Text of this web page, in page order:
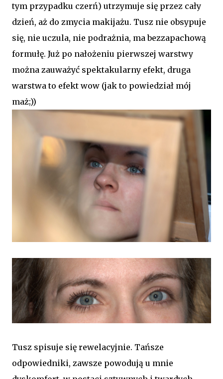
tym przypadku czerń) utrzymuje się przez cały
dzień, aż do zmycia makijażu. Tusz nie obsypuje
się, nie uczula, nie podrażnia, ma bezzapachową
formułę. Już po nałożeniu pierwszej warstwy
można zauważyć spektakularny efekt, druga
warstwa to efekt wow (jak to powiedział mój
maż;))
Tusz spisuje się rewelacyjnie. Tańsze
odpowiedniki, zawsze powodują u mnie